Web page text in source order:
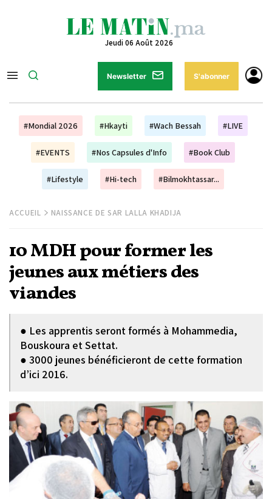
Jeudi 06 Août 2026
Newsletter S'abonner
#Mondial 2026 #Hkayti #Wach Bessah #LIVE
#EVENTS #Nos Capsules d'Info #Book Club
#Lifestyle #Hi-tech #Bilmokhtassar...
ACCUEIL NAISSANCE DE SAR LALLA KHADIJA
10 MDH pour former les
jeunes aux métiers des
viandes
● Les apprentis seront formés à Mohammedia,
Bouskoura et Settat.
● 3000 jeunes bénéficieront de cette formation
d’ici 2016.